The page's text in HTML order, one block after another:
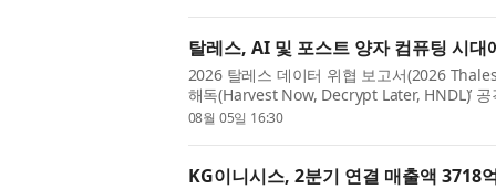
탈레스, AI 및 포스트 양자 컴퓨팅 시대
2026 탈레스 데이터 위협 보고서(2026
해독(Harvest Now, Decrypt Later, HNDL)’
한 기업의 59%가 양자 시대에 대비해 양자
08월 05일 16:30
KG이니시스, 2분기 연결 매출액 3718